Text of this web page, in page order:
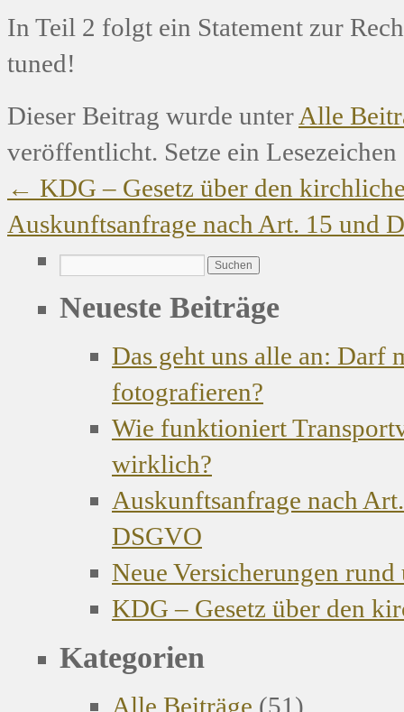
In Teil 2 folgt ein Statement zur
tuned!
Dieser Beitrag wurde unter Alle
veröffentlicht. Setze ein
← KDG – Gesetz über den
Auskunftsanfrage nach Art. 15 und
Neueste Beiträge
Das geht uns alle an: Darf
fotografieren?
Wie funktioniert
wirklich?
Auskunftsanfrage nach
DSGVO
Neue Versicherungen
KDG – Gesetz über den
Kategorien
Alle Beiträge (51)